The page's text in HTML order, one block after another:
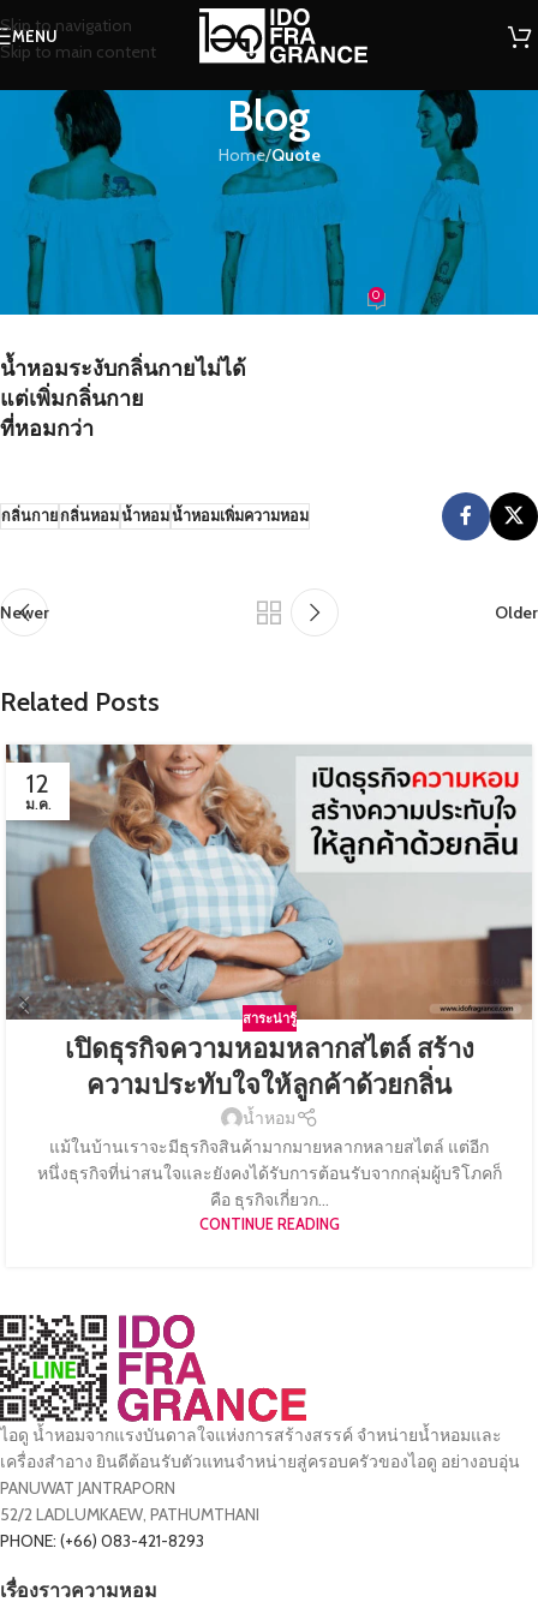
Skip to navigation
Skip to main content
MENU
Blog
Home/Quote
QUOTE
น้ำหอมระงับกลิ่นกายไม่ได้ แต่เพิ่ม
กลิ่นกายที่หอมกว่า
น้องน้ำหอม On 12/07/2016 0
น้ำหอมระงับกลิ่นกายไม่ได้
แต่เพิ่มกลิ่นกาย
ที่หอมกว่า
กลิ่นกายกลิ่นหอมน้ำหอมน้ำหอมเพิ่มความหอม
Newer Older
Related Posts
12
ม.ค.
สาระน่ารู้
เปิดธุรกิจความหอมหลากสไตล์ สร้าง
ความประทับใจให้ลูกค้าด้วยกลิ่น
น้ำหอม
แม้ในบ้านเราจะมีธุรกิจสินค้ามากมายหลากหลายสไตล์ แต่อีก
หนึ่งธุรกิจที่น่าสนใจและยังคงได้รับการต้อนรับจากกลุ่มผู้บริโภคก็
คือ ธุรกิจเกี่ยวก...
CONTINUE READING
ไอดู น้ำหอมจากแรงบันดาลใจแห่งการสร้างสรรค์ จำหน่ายน้ำหอมและ
เครื่องสำอาง ยินดีต้อนรับตัวแทนจำหน่ายสู่ครอบครัวของไอดู อย่างอบอุ่น
PANUWAT JANTRAPORN
52/2 LADLUMKAEW, PATHUMTHANI
PHONE: (+66) 083-421-8293
เรื่องราวความหอม